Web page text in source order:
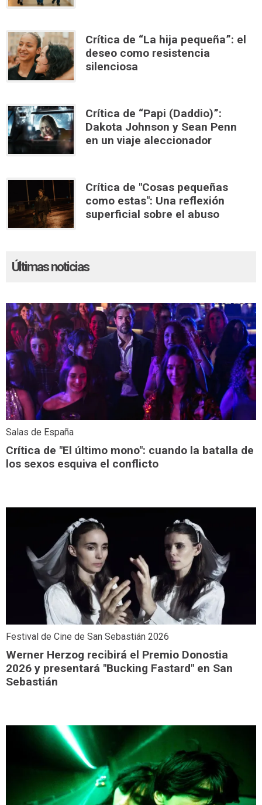
Crítica de “La hija pequeña”: el
deseo como resistencia
silenciosa
Crítica de “Papi (Daddio)”:
Dakota Johnson y Sean Penn
en un viaje aleccionador
Crítica de "Cosas pequeñas
como estas": Una reflexión
superficial sobre el abuso
Últimas noticias
Salas de España
Crítica de "El último mono": cuando la batalla de
los sexos esquiva el conflicto
Festival de Cine de San Sebastián 2026
Werner Herzog recibirá el Premio Donostia
2026 y presentará "Bucking Fastard" en San
Sebastián